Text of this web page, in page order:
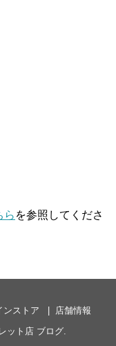
ら を参照してくださ
ンストア
店舗情報
ット店 ブログ.